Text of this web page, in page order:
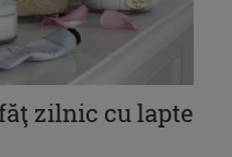
zilnic cu lapte